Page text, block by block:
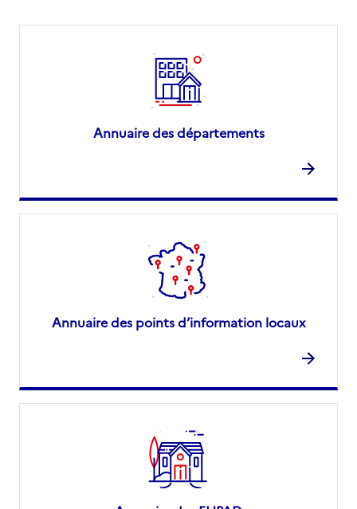
Annuaire des départements
Annuaire des points d’information locaux